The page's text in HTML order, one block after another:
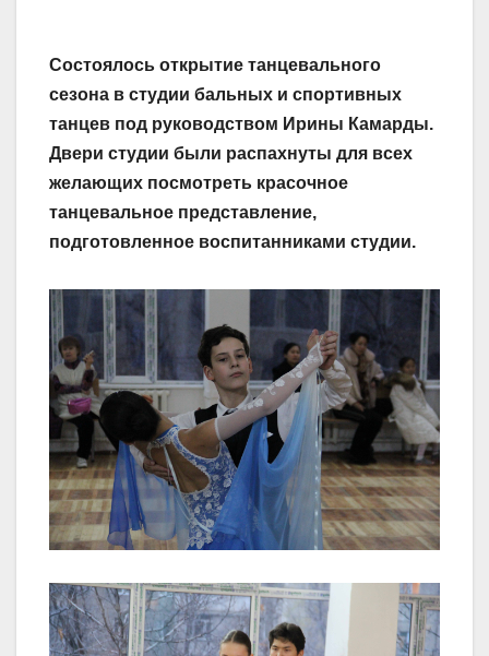
Состоялось открытие танцевального
сезона в студии бальных и спортивных
танцев под руководством Ирины Камарды.
Двери студии были распахнуты для всех
желающих посмотреть красочное
танцевальное представление,
подготовленное воспитанниками студии.